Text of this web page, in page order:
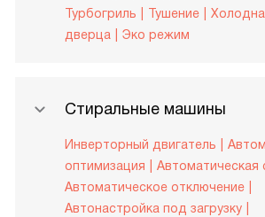
Турбогриль
Тушение
дверца
Эко режим
Стиральные машины
Инверторный двигатель
оптимизация
Автоматическая
Автоматическое отключение
Автонастройка под загрузку